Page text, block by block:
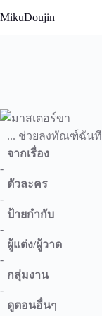
to
MikuDoujin
... ช่วยลงทัณฑ์ฉันที
จากเรื่อง
-
ตัวละคร
-
ป้ายกำกับ
-
ผู้แต่ง/ผู้วาด
-
กลุ่มงาน
-
ดูตอนอื่นๆ